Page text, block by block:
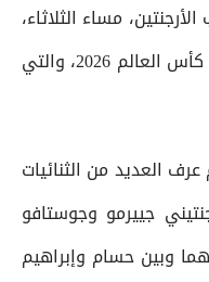
مساء الثلاثاء،
ضمن منافسات دور الـ16 من بطولة كأس العالم 2026، والتي
العديد من الثنائيات
جييرمو وجوستافو
وبين حسام وإبراهيم